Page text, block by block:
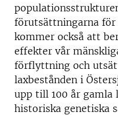
förutsättningarna för
kommer också att
effekter vår
förflyttning och
laxbestånden i
upp till 100 år
historiska genetiska